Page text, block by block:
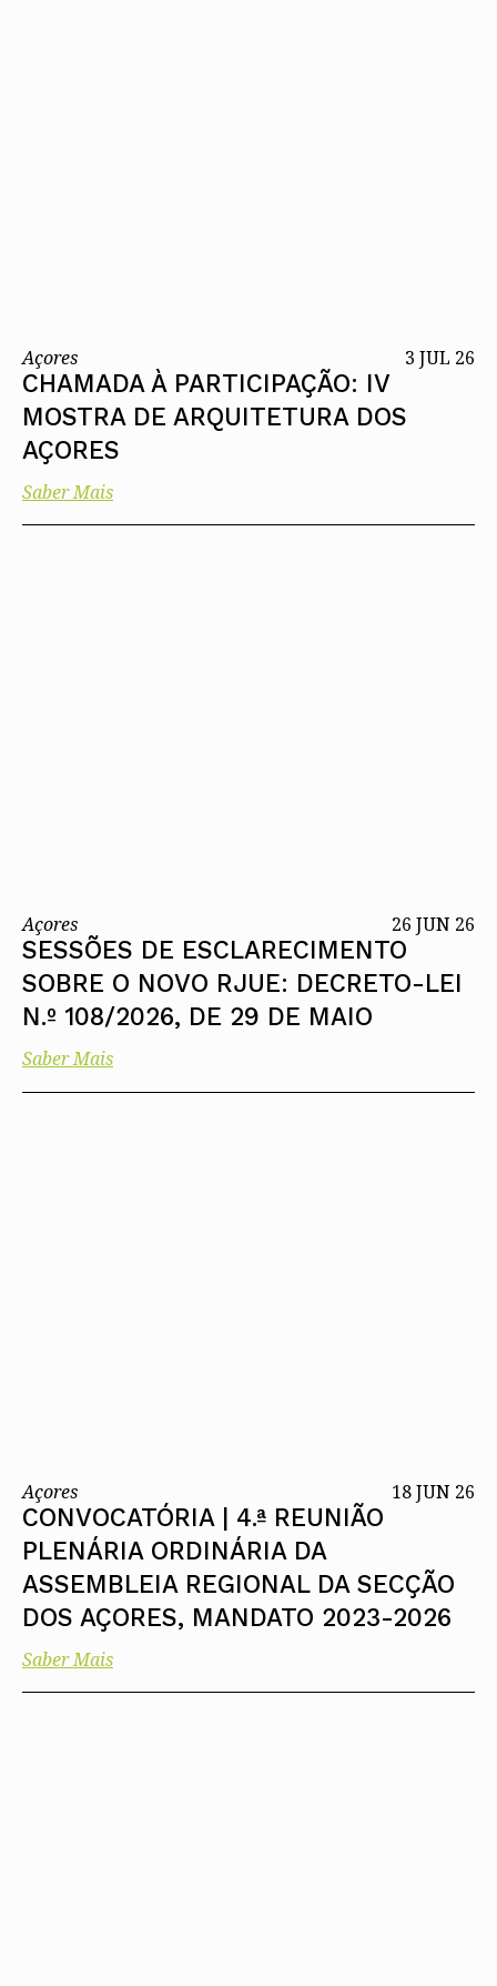
Açores 3 JUL 26
CHAMADA À PARTICIPAÇÃO: IV
MOSTRA DE ARQUITETURA DOS
AÇORES
Saber Mais
Açores 26 JUN 26
SESSÕES DE ESCLARECIMENTO
SOBRE O NOVO RJUE: DECRETO-LEI
N.º 108/2026, DE 29 DE MAIO
Saber Mais
Açores 18 JUN 26
CONVOCATÓRIA | 4.ª REUNIÃO
PLENÁRIA ORDINÁRIA DA
ASSEMBLEIA REGIONAL DA SECÇÃO
DOS AÇORES, MANDATO 2023-2026
Saber Mais